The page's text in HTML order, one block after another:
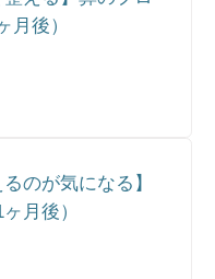
月後）
のが気になる】
月後）